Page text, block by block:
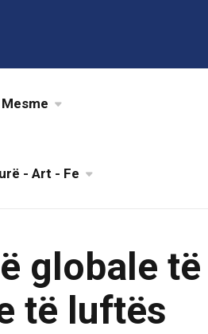
- Art - Fe
globale të
të luftës